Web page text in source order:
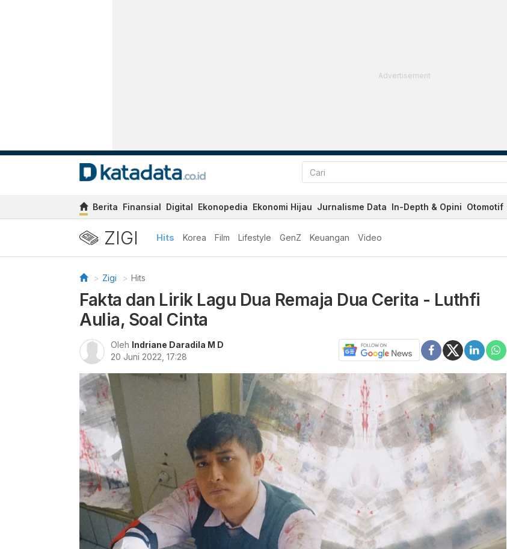
Advertisement
Berita Finansial Digital Ekonopedia Ekonomi Hijau Jurnalisme Data In-Depth & Opini Otomotif
ZIGI Hits Korea Film Lifestyle GenZ Keuangan Video
Zigi Hits
Fakta dan Lirik Lagu Dua Remaja Dua Cerita - Luthfi
Aulia, Soal Cinta
Oleh Indriane Daradila M D
20 Juni 2022, 17:28